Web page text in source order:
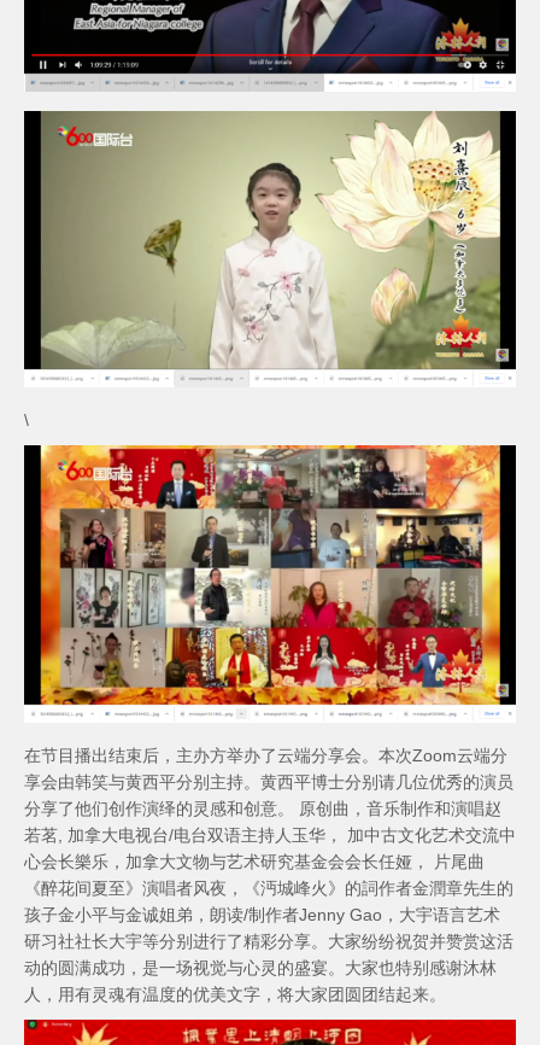
\
在节目播出结束后，主办方举办了云端分享会。本次Zoom云端分
享会由韩笑与黄西平分别主持。黄西平博士分别请几位优秀的演员
分享了他们创作演绎的灵感和创意。 原创曲，音乐制作和演唱赵
若茗, 加拿大电视台/电台双语主持人玉华， 加中古文化艺术交流中
心会长樂乐，加拿大文物与艺术研究基金会会长任娅， 片尾曲
《醉花间夏至》演唱者风夜，《沔城峰火》的詞作者金潤章先生的
孩子金小平与金诚姐弟，朗读/制作者Jenny Gao，大宇语言艺术
研习社社长大宇等分别进行了精彩分享。大家纷纷祝贺并赞赏这活
动的圆满成功，是一场视觉与心灵的盛宴。大家也特别感谢沐林
人，用有灵魂有温度的优美文字，将大家团圆团结起来。